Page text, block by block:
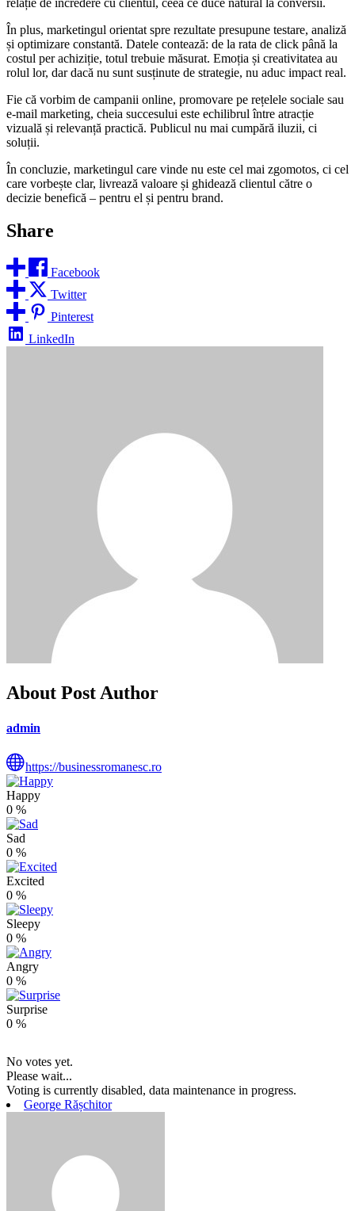
În plus, marketingul orientat spre rezultate presupune testare, analiză
și optimizare constantă. Datele contează: de la rata de click până la
costul per achiziție, totul trebuie măsurat. Emoția și creativitatea au
rolul lor, dar dacă nu sunt susținute de strategie, nu aduc impact real.
Fie că vorbim de campanii online, promovare pe rețelele sociale sau
e-mail marketing, cheia succesului este echilibrul între atracție
vizuală și relevanță practică. Publicul nu mai cumpără iluzii, ci
soluții.
În concluzie, marketingul care vinde nu este cel mai zgomotos, ci cel
care vorbește clar, livrează valoare și ghidează clientul către o
decizie benefică – pentru el și pentru brand.
Share
Facebook
Twitter
Pinterest
LinkedIn
About Post Author
admin
https://businessromanesc.ro
Happy
0 %
Sad
0 %
Excited
0 %
Sleepy
0 %
Angry
0 %
Surprise
0 %
No votes yet.
Please wait...
Voting is currently disabled, data maintenance in progress.
George Rășchitor